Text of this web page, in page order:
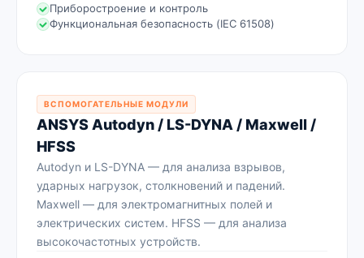
Приборостроение и контроль
Функциональная безопасность (IEC 61508)
ВСПОМОГАТЕЛЬНЫЕ МОДУЛИ
ANSYS Autodyn / LS-DYNA / Maxwell /
HFSS
Autodyn и LS-DYNA — для анализа взрывов,
ударных нагрузок, столкновений и падений.
Maxwell — для электромагнитных полей и
электрических систем. HFSS — для анализа
высокочастотных устройств.